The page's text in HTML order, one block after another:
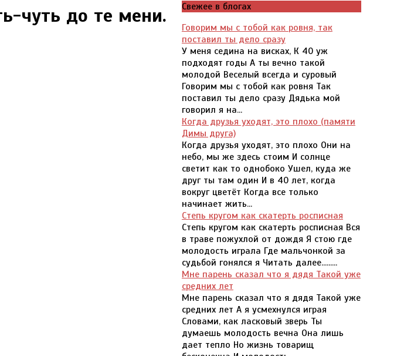
чуть до те мени.
Свежее в блогах
Говорим мы с тобой как ровня, так
поставил ты дело сразу
У меня седина на висках, К 40 уж
подходят годы А ты вечно такой
молодой Веселый всегда и суровый
Говорим мы с тобой как ровня Так
поставил ты дело сразу Дядька мой
говорил я на...
Когда друзья уходят, это плохо (памяти
Димы друга)
Когда друзья уходят, это плохо Они на
небо, мы же здесь стоим И солнце
светит как то однобоко Ушел, куда же
друг ты там один И в 40 лет, когда
вокруг цветёт Когда все только
начинает жить...
Степь кругом как скатерть росписная
Степь кругом как скатерть росписная Вся
в траве пожухлой от дождя Я стою где
молодость играла Где мальчонкой за
судьбой гонялся я Читать далее.........
Мне парень сказал что я дядя Такой уже
средних лет
Мне парень сказал что я дядя Такой уже
средних лет А я усмехнулся играя
Словами, как ласковый зверь Ты
думаешь молодость вечна Она лишь
дает тепло Но жизнь товарищ